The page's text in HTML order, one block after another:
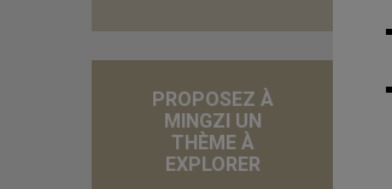
PROPOSEZ À
MINGZI UN
THÈME À
EXPLORER